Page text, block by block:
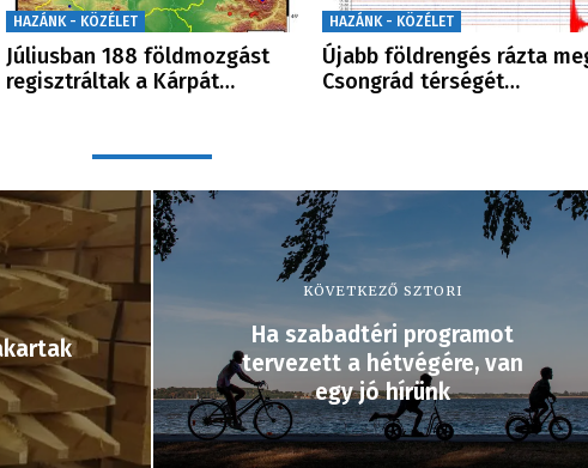
HAZÁNK - KÖZÉLET
Júliusban 188 földmozgást
regisztráltak a Kárpát…
HAZÁNK - KÖZÉLET
Újabb földrengés rázta
Csongrád térségét…
KÖVETKEZŐ SZTORI
Ha szabadtéri programot
tervezett a hétvégére, van
egy jó hírünk